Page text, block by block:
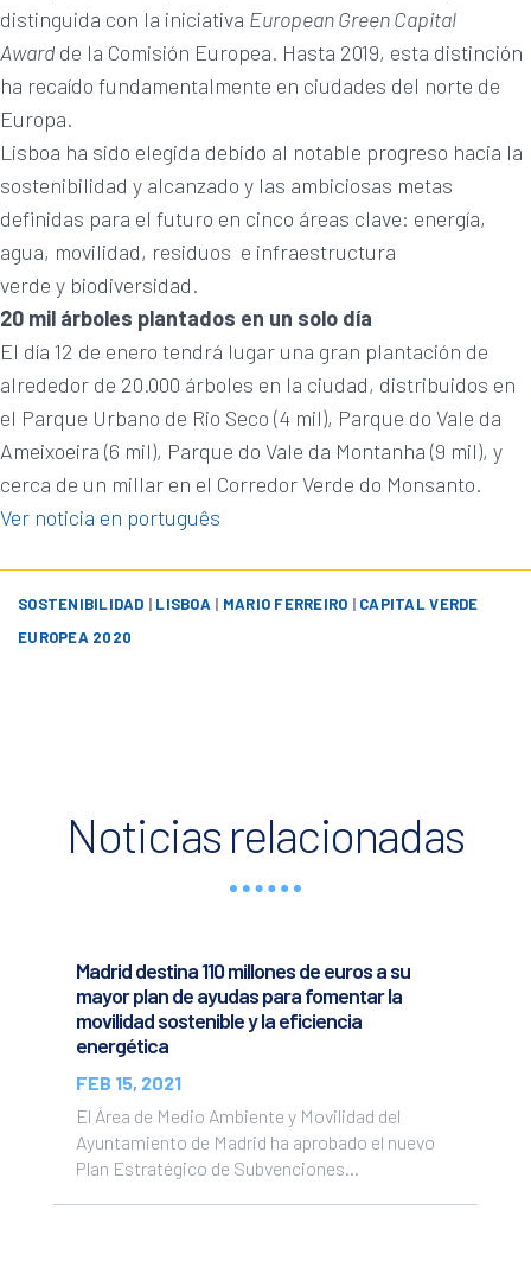
distinguida con la iniciativa European Green Capital
Award de la Comisión Europea. Hasta 2019, esta distinción
ha recaído fundamentalmente en ciudades del norte de
Europa.
Lisboa ha sido elegida debido al notable progreso hacia la
sostenibilidad y alcanzado y las ambiciosas metas
definidas para el futuro en cinco áreas clave: energía,
agua, movilidad, residuos e infraestructura
verde y biodiversidad.
20 mil árboles plantados en un solo día
El día 12 de enero tendrá lugar una gran plantación de
alrededor de 20.000 árboles en la ciudad, distribuidos en
el Parque Urbano de Rio Seco (4 mil), Parque do Vale da
Ameixoeira (6 mil), Parque do Vale da Montanha (9 mil), y
cerca de un millar en el Corredor Verde do Monsanto.
Ver noticia en português
SOSTENIBILIDAD | LISBOA | MARIO FERREIRO | CAPITAL VERDE
EUROPEA 2020
Noticias relacionadas
Madrid destina 110 millones de euros a su
mayor plan de ayudas para fomentar la
movilidad sostenible y la eficiencia
energética
FEB 15, 2021
El Área de Medio Ambiente y Movilidad del
Ayuntamiento de Madrid ha aprobado el nuevo
Plan Estratégico de Subvenciones...